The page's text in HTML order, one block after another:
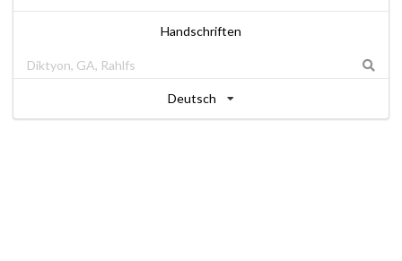
Handschriften
Deutsch